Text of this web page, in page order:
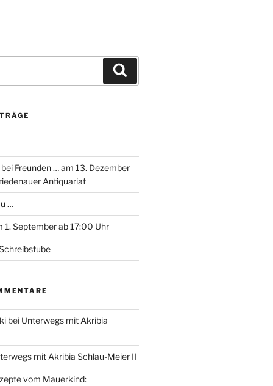
Freunden … am 13. Dezember
Antiquariat
…
1. September ab 17:00 Uhr
bei Unterwegs mit Akribia
mit Akribia Schlau-Meier II
vom Mauerkind: